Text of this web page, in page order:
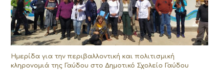
Ημερίδα για την περιβαλλοντική και πολιτισμική
κληρονομιά της Γαύδου στο Δημοτικό Σχολείο Γαύδου